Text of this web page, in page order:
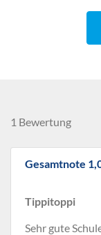
1 Bewertung
Gesamtnote
Tippitoppi
Sehr gute